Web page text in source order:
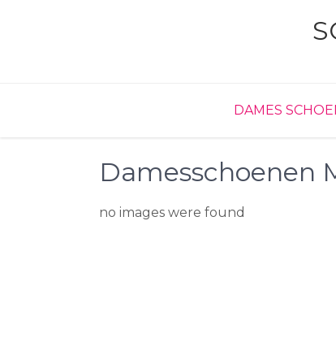
DAMES
Damesschoenen
no images were found